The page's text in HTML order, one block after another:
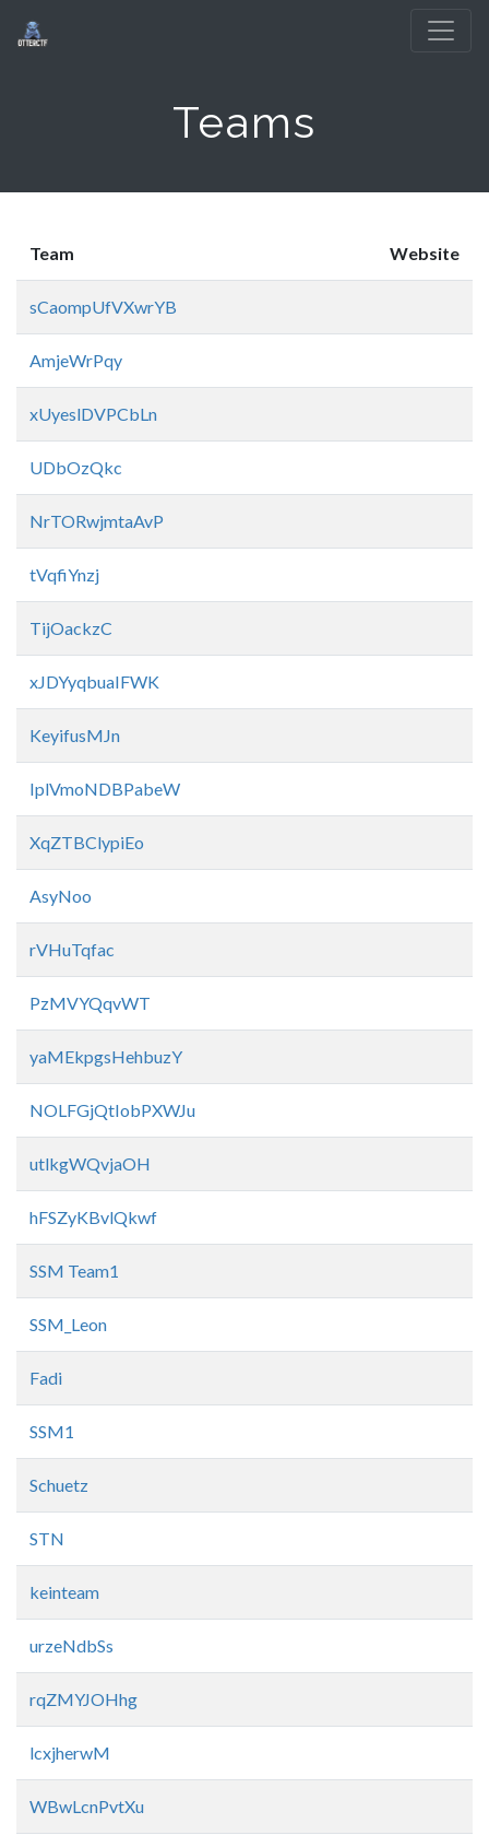
Teams
Team Website
sCaompUfVXwrYB
AmjeWrPqy
xUyeslDVPCbLn
UDbOzQkc
NrTORwjmtaAvP
tVqfiYnzj
TijOackzC
xJDYyqbuaIFWK
KeyifusMJn
IplVmoNDBPabeW
XqZTBClypiEo
AsyNoo
rVHuTqfac
PzMVYQqvWT
yaMEkpgsHehbuzY
NOLFGjQtIobPXWJu
utlkgWQvjaOH
hFSZyKBvlQkwf
SSM Team1
SSM_Leon
Fadi
SSM1
Schuetz
STN
keinteam
urzeNdbSs
rqZMYJOHhg
lcxjherwM
WBwLcnPvtXu